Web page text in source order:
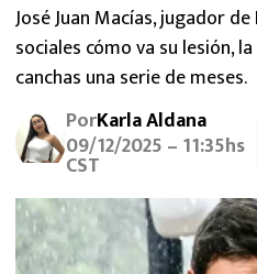
ATLANTE
SELECCIÓN MEXICANA
FUTBOL INTERNACIONAL
MEXICANOS EN EL
FUTBOL ESTUFA
José Juan Macías, jugador
sociales cómo va su lesión,
canchas una serie de meses.
PorKarla Aldana
09/12/2025 – 11:35hs
CST